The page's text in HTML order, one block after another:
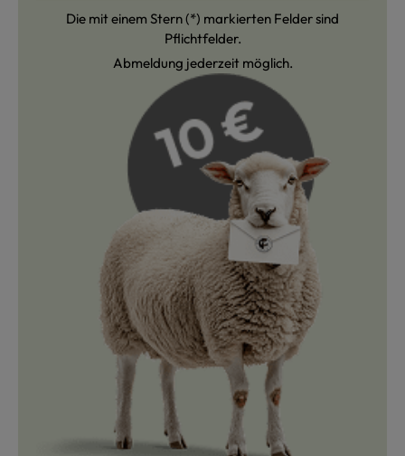
Die mit einem Stern (*) markierten Felder sind
Pflichtfelder.
Abmeldung jederzeit möglich.